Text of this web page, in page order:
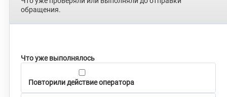
обращения.
Что уже выполнялось
Повторили действие оператора